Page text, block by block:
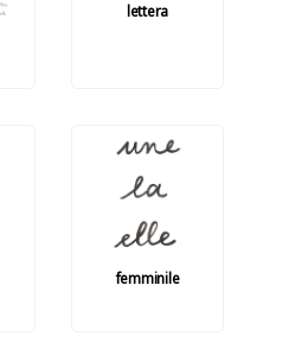
lettera
femminile